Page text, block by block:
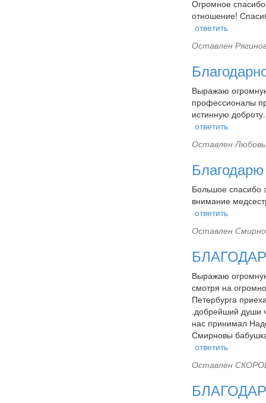
Огромное
отношение!
ответить
Оставлен
Выражаю
профессионалы
истинную доброту.
ответить
ОставленЛюбовь
Благодарю
Большое спасибо
внимание
ответить
Оставлен
Выражаю
смотря на
Петербурга
.добрейший души
нас принимал
Смирновы
ответить
Оставлен